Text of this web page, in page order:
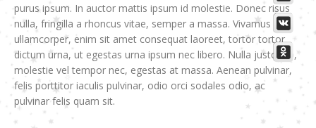
purus ipsum. In auctor mattis ipsum id molestie. Donec risus
nulla, fringilla a rhoncus vitae, semper a massa. Vivamus
ullamcorper, enim sit amet consequat laoreet, tortor tortor
dictum urna, ut egestas urna ipsum nec libero. Nulla justo leo,
molestie vel tempor nec, egestas at massa. Aenean pulvinar,
felis porttitor iaculis pulvinar, odio orci sodales odio, ac
pulvinar felis quam sit.